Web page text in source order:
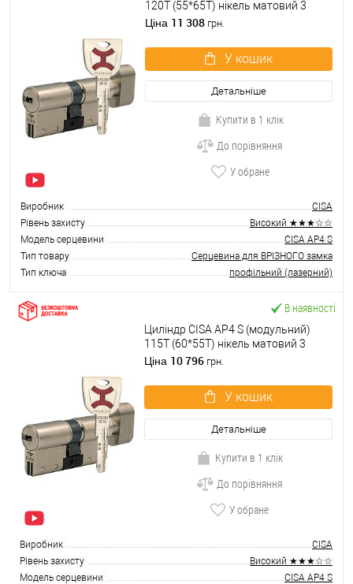
120T (55*65T) нікель матовий 3
ключі
Ціна 11 308 грн.
У кошик
Детальніше
Купити в 1 клік
До порівняння
У обране
Виробник
CISA
Рівень захисту
Високий ★★★☆☆
Модель серцевини
CISA AP4 S
Тип товару
Серцевина для ВРІЗНОГО замка
Тип ключа
профільний (лазерний)
В наявності
Циліндр CISA AP4 S (модульний)
115T (60*55T) нікель матовий 3
ключі
Ціна 10 796 грн.
У кошик
Детальніше
Купити в 1 клік
До порівняння
У обране
Виробник
CISA
Рівень захисту
Високий ★★★☆☆
Модель серцевини
CISA AP4 S